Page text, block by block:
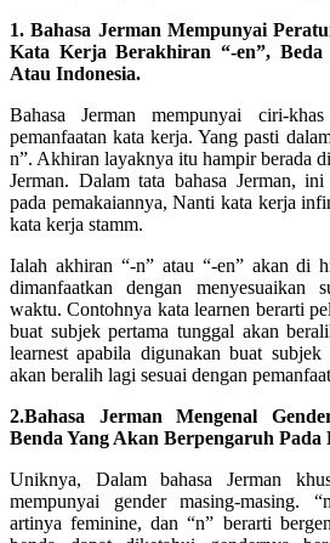
1. Bahasa Jerman Mempunyai
Kata Kerja Berakhiran “-en”, Beda
Atau Indonesia.
Bahasa Jerman mempunyai ciri-
pemanfaatan kata kerja. Yang pasti
n”. Akhiran layaknya itu hampir berada
Jerman. Dalam tata bahasa Jerman,
pada pemakaiannya, Nanti kata kerja
kata kerja stamm.
Ialah akhiran “-n” atau “-en” akan di
dimanfaatkan dengan menyesuaikan
waktu. Contohnya kata learnen berarti
buat subjek pertama tunggal akan
learnest apabila digunakan buat
akan beralih lagi sesuai dengan
2.Bahasa Jerman Mengenal
Benda Yang Akan Berpengaruh Pada
Uniknya, Dalam bahasa Jerman
mempunyai gender masing-masing.
artinya feminine, dan “n” berarti